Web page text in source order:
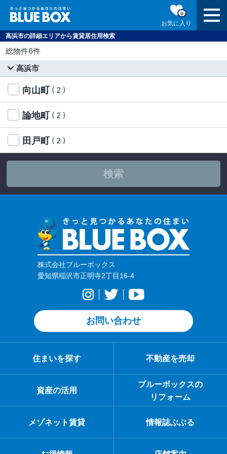
お気に入り
0
高浜市の詳細エリアから賃貸居住用検索
総物件6件
高浜市
向山町 ( 2 )
論地町 ( 2 )
田戸町 ( 2 )
検索
株式会社ブルーボックス
愛知県稲沢市正明寺2丁目16-4
お問い合わせ
住まいを探す 不動産を売却
資産の活用
ブルーボックスの
リフォーム
メゾネット賃貸 情報誌ぶぶる